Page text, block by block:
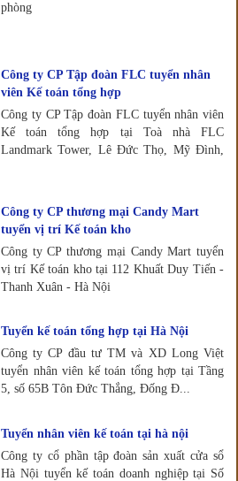
phòng
Công ty CP Tập đoàn FLC tuyển nhân
viên Kế toán tổng hợp
Công ty CP Tập đoàn FLC tuyển nhân viên
Kế toán tổng hợp tại Toà nhà FLC
Landmark Tower, Lê Đức Thọ, Mỹ Đình,
Công ty CP thương mại Candy Mart
tuyển vị trí Kế toán kho
Công ty CP thương mại Candy Mart tuyển
vị trí Kế toán kho tại 112 Khuất Duy Tiến -
Thanh Xuân - Hà Nội
Tuyển kế toán tổng hợp tại Hà Nội
Công ty CP đầu tư TM và XD Long Việt
tuyển nhân viên kế toán tổng hợp tại Tầng
5, số 65B Tôn Đức Thắng, Đống Đ...
Tuyển nhân viên kế toán tại hà nội
Công ty cổ phần tập đoàn sản xuất cửa sổ
Hà Nội tuyển kế toán doanh nghiệp tại Số